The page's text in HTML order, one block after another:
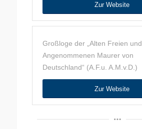
Zur Website
Großloge der „Alten Freien und
Angenommenen Maurer von
Deutschland“ (A.F.u. A.M.v.D.)
Zur Website